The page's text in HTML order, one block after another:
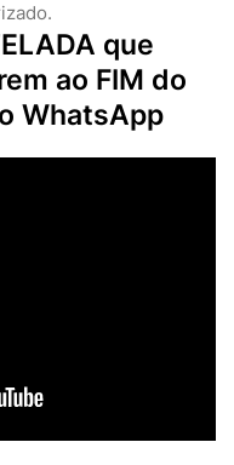
que
ao FIM do
WhatsApp